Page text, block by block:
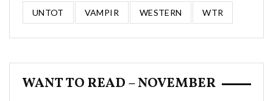
UNTOT VAMPIR WESTERN WTR
WANT TO READ – NOVEMBER